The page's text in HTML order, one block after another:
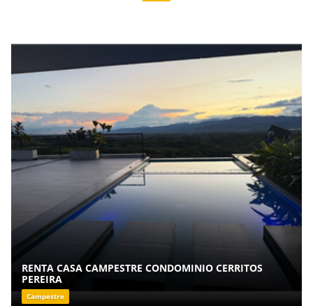
RENTA CASA CAMPESTRE CONDOMINIO CERRITOS
PEREIRA
Campestre